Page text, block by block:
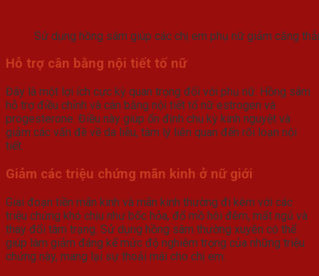
Sử dụng hồng sâm giúp các chị em phụ nữ giảm căng
Hỗ trợ cân bằng nội tiết tố nữ
Đây là một lợi ích cực kỳ quan trọng đối với phụ nữ. Hồng sâm
hỗ trợ điều chỉnh và cân bằng nội tiết tố nữ estrogen và
progesterone. Điều này giúp ổn định chu kỳ kinh nguyệt và
giảm các vấn đề về da liễu, tâm lý liên quan đến rối loạn nội
tiết.
Giảm các triệu chứng mãn kinh ở nữ giới
Giai đoạn tiền mãn kinh và mãn kinh thường đi kèm với các
triệu chứng khó chịu như bốc hỏa, đổ mồ hôi đêm, mất ngủ và
thay đổi tâm trạng. Sử dụng hồng sâm thường xuyên có thể
giúp làm giảm đáng kể mức độ nghiêm trọng của những triệu
chứng này, mang lại sự thoải mái cho chị em.